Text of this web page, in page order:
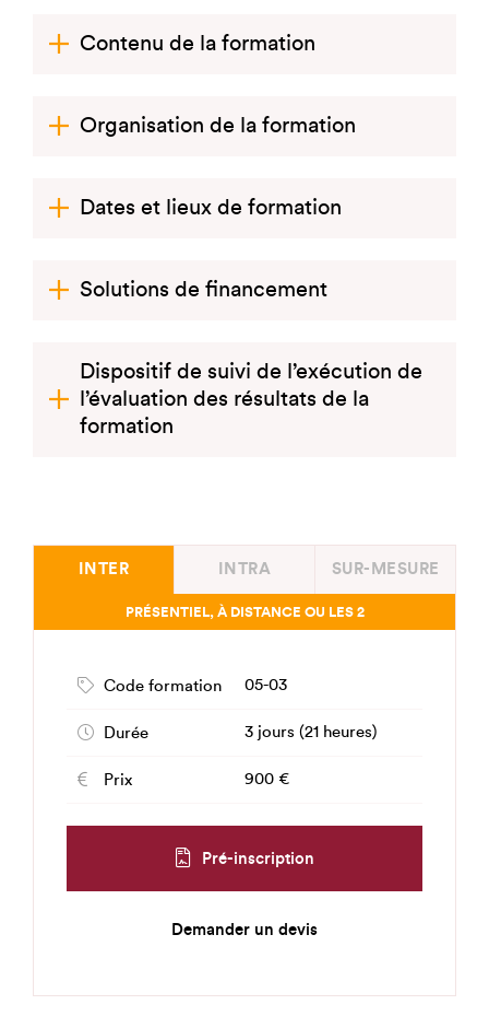
Contenu de la formation
Organisation de la formation
Dates et lieux de formation
Solutions de financement
Dispositif de suivi de l’exécution de
l’évaluation des résultats de la
formation
INTER INTRA SUR-MESURE
PRÉSENTIEL, À DISTANCE OU LES 2
Code formation 05-03
Durée 3 jours (21 heures)
Prix 900 €
Pré-inscription
Demander un devis